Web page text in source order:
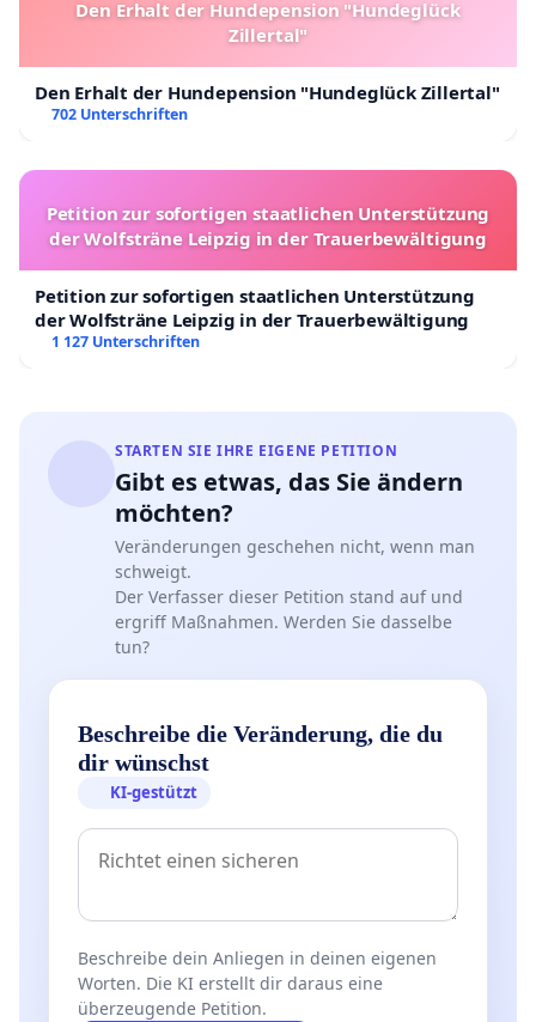
Den Erhalt der Hundepension "Hundeglück
Zillertal"
Den Erhalt der Hundepension "Hundeglück Zillertal"
702 Unterschriften
Petition zur sofortigen staatlichen Unterstützung
der Wolfsträne Leipzig in der Trauerbewältigung
Petition zur sofortigen staatlichen Unterstützung
der Wolfsträne Leipzig in der Trauerbewältigung
1 127 Unterschriften
STARTEN SIE IHRE EIGENE PETITION
Gibt es etwas, das Sie ändern
möchten?
Veränderungen geschehen nicht, wenn man
schweigt.
Der Verfasser dieser Petition stand auf und
ergriff Maßnahmen. Werden Sie dasselbe
tun?
Beschreibe die Veränderung, die du
dir wünschst
KI-gestützt
Beschreibe dein Anliegen in deinen eigenen
Worten. Die KI erstellt dir daraus eine
überzeugende Petition.